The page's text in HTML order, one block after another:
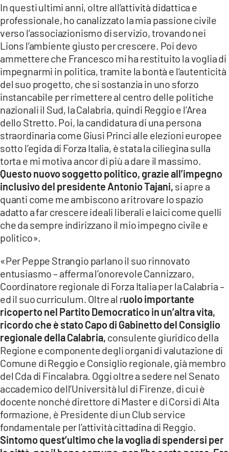
In questi ultimi anni, oltre all’attività didattica e
professionale, ho canalizzato la mia passione civile
verso l’associazionismo di servizio, trovando nei
Lions l’ambiente giusto per crescere. Poi devo
ammettere che Francesco mi ha restituito la voglia di
impegnarmi in politica, tramite la bontà e l’autenticità
del suo progetto, che si sostanzia in uno sforzo
instancabile per rimettere al centro delle politiche
nazionali il Sud, la Calabria, quindi Reggio e l’Area
dello Stretto. Poi, la candidatura di una persona
straordinaria come Giusi Princi alle elezioni europee
sotto l’egida di Forza Italia, è stata la ciliegina sulla
torta e mi motiva ancor di più a dare il massimo.
Questo nuovo soggetto politico, grazie all’impegno
inclusivo del presidente Antonio Tajani, si apre a
quanti come me ambiscono a ritrovare lo spazio
adatto a far crescere ideali liberali e laici come quelli
che da sempre indirizzano il mio impegno civile e
politico».
«Per Peppe Strangio parlano il suo rinnovato
entusiasmo – afferma l’onorevole Cannizzaro,
Coordinatore regionale di Forza Italia per la Calabria –
ed il suo curriculum. Oltre al ruolo importante
ricoperto nel Partito Democratico in un’altra vita,
ricordo che è stato Capo di Gabinetto del Consiglio
regionale della Calabria, consulente giuridico della
Regione e componente degli organi di valutazione di
Comune di Reggio e Consiglio regionale, già membro
del Cda di Fincalabra. Oggi oltre a sedere nel Senato
accademico dell’Università Iul di Firenze, di cui è
docente nonché direttore di Master e di Corsi di Alta
formazione, è Presidente di un Club service
fondamentale per l’attività cittadina di Reggio.
Sintomo quest’ultimo che la voglia di spendersi per